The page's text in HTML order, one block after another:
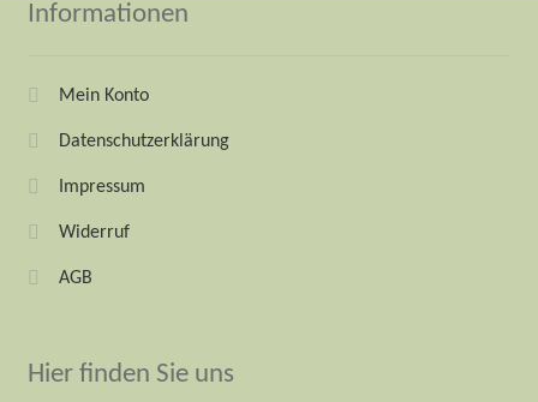
Informationen
Mein Konto
Datenschutzerklärung
Impressum
Widerruf
AGB
Hier finden Sie uns